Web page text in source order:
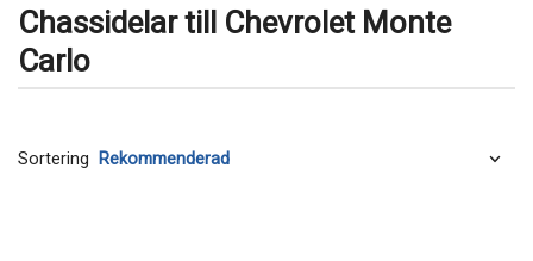
Chassidelar till Chevrolet Monte
Carlo
Sortering